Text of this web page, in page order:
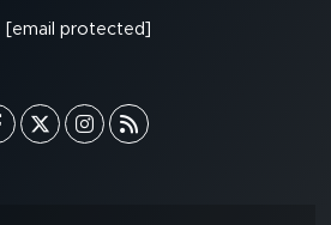
[email protected]